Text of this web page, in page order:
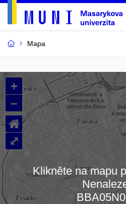
Mapa
Budovy
a
místnosti
MU
Načítám
+
–
⌂
⤢
Klikněte na mapu